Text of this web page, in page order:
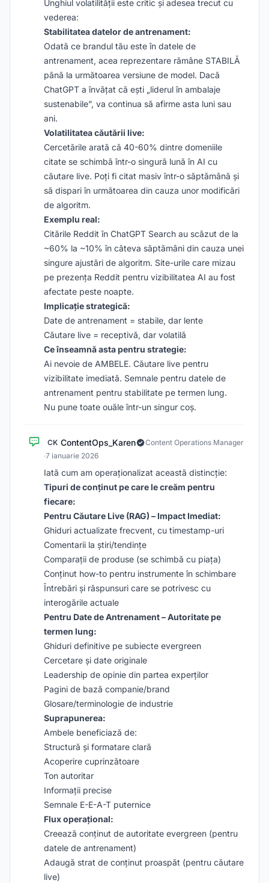
Unghiul volatilității este critic și adesea trecut cu
vederea:
Stabilitatea datelor de antrenament:
Odată ce brandul tău este în datele de
antrenament, acea reprezentare rămâne STABILĂ
până la următoarea versiune de model. Dacă
ChatGPT a învățat că ești „liderul în ambalaje
sustenabile”, va continua să afirme asta luni sau
ani.
Volatilitatea căutării live:
Cercetările arată că 40-60% dintre domeniile
citate se schimbă într-o singură lună în AI cu
căutare live. Poți fi citat masiv într-o săptămână și
să dispari în următoarea din cauza unor modificări
de algoritm.
Exemplu real:
Citările Reddit în ChatGPT Search au scăzut de la
~60% la ~10% în câteva săptămâni din cauza unei
singure ajustări de algoritm. Site-urile care mizau
pe prezența Reddit pentru vizibilitatea AI au fost
afectate peste noapte.
Implicație strategică:
Date de antrenament = stabile, dar lente
Căutare live = receptivă, dar volatilă
Ce înseamnă asta pentru strategie:
Ai nevoie de AMBELE. Căutare live pentru
vizibilitate imediată. Semnale pentru datele de
antrenament pentru stabilitate pe termen lung.
Nu pune toate ouăle într-un singur coș.
CK ContentOps_Karen
Content Operations Manager
·7 ianuarie 2026
Iată cum am operaționalizat această distincție:
Tipuri de conținut pe care le creăm pentru
fiecare:
Pentru Căutare Live (RAG) – Impact Imediat:
Ghiduri actualizate frecvent, cu timestamp-uri
Comentarii la știri/tendințe
Comparații de produse (se schimbă cu piața)
Conținut how-to pentru instrumente în schimbare
Întrebări și răspunsuri care se potrivesc cu
interogările actuale
Pentru Date de Antrenament – Autoritate pe
termen lung:
Ghiduri definitive pe subiecte evergreen
Cercetare și date originale
Leadership de opinie din partea experților
Pagini de bază companie/brand
Glosare/terminologie de industrie
Suprapunerea:
Ambele beneficiază de:
Structură și formatare clară
Acoperire cuprinzătoare
Ton autoritar
Informații precise
Semnale E-E-A-T puternice
Flux operațional:
Creează conținut de autoritate evergreen (pentru
datele de antrenament)
Adaugă strat de conținut proaspăt (pentru căutare
live)